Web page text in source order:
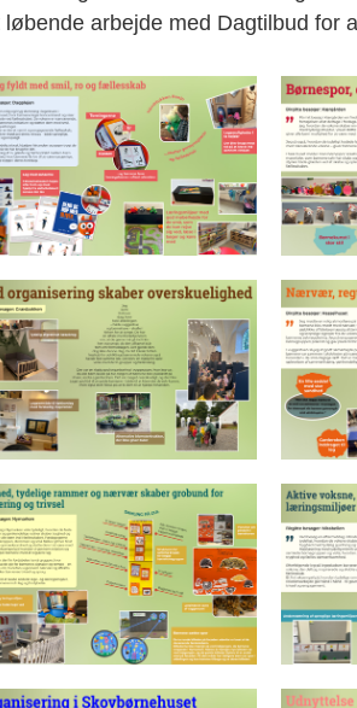
løbende arbejde med Dagtilbud for